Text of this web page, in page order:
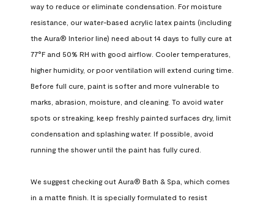
way to reduce or eliminate condensation. For moisture
resistance, our water-based acrylic latex paints (including
the Aura® Interior line) need about 14 days to fully cure at
77°F and 50% RH with good airflow. Cooler temperatures,
higher humidity, or poor ventilation will extend curing time.
Before full cure, paint is softer and more vulnerable to
marks, abrasion, moisture, and cleaning. To avoid water
spots or streaking, keep freshly painted surfaces dry, limit
condensation and splashing water. If possible, avoid
running the shower until the paint has fully cured.
We suggest checking out Aura® Bath & Spa, which comes
in a matte finish. It is specially formulated to resist